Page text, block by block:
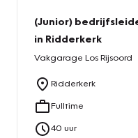
(Junior)
in Ridderkerk
Vakgarage Los Rijsoord
Ridderkerk
Fulltime
40 uur